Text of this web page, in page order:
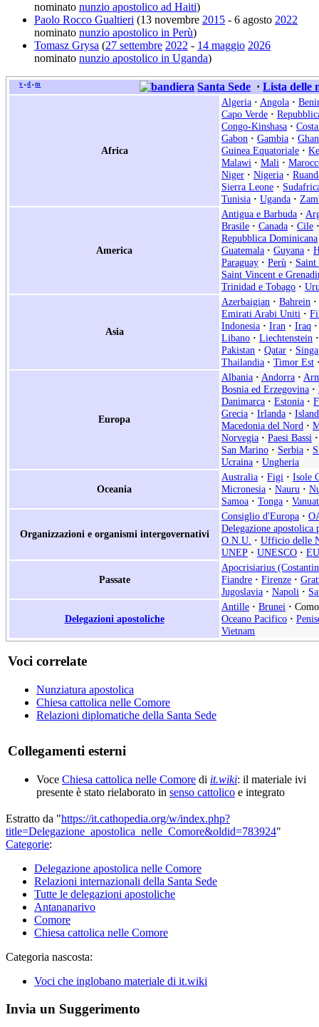
nominato nunzio apostolico ad Haiti)
Paolo Rocco Gualtieri (13 novembre 2015 - 6 agosto 2022
nominato nunzio apostolico in Perù)
Tomasz Grysa (27 settembre 2022 - 14 maggio 2026
nominato nunzio apostolico in Uganda)
v • d • m Santa Sede · Lista delle
Africa
Algeria · Angola ·
Capo Verde ·
Congo-Kinshasa ·
Gabon · Gambia ·
Guinea Equatoriale ·
Malawi · Mali ·
Niger · Nigeria ·
Sierra Leone ·
Tunisia · Uganda ·
America
Antigua e Barbuda ·
Brasile · Canada · Cile ·
Repubblica Dominicana
Guatemala · Guyana ·
Paraguay · Perù ·
Saint Vincent e
Trinidad e Tobago ·
Asia
Azerbaigian · Bahrein ·
Emirati Arabi Uniti ·
Indonesia · Iran · Iraq ·
Libano · Liechtenstein ·
Pakistan · Qatar ·
Thailandia · Timor Est
Europa
Albania · Andorra ·
Bosnia ed Erzegovina ·
Danimarca · Estonia ·
Grecia · Irlanda ·
Macedonia del Nord ·
Norvegia · Paesi Bassi ·
San Marino · Serbia ·
Ucraina · Ungheria
Oceania
Australia · Figi · Isole
Micronesia · Nauru ·
Samoa · Tonga ·
Organizzazioni e organismi intergovernativi
Consiglio d'Europa ·
Delegazione
O.N.U. · Ufficio delle
UNEP · UNESCO · EU
Passate
Apocrisiarius
Fiandre · Firenze ·
Jugoslavia · Napoli ·
Delegazioni apostoliche
Antille · Brunei ·
Oceano Pacifico ·
Vietnam
Voci correlate
Nunziatura apostolica
Chiesa cattolica nelle Comore
Relazioni diplomatiche della Santa Sede
Collegamenti esterni
Voce Chiesa cattolica nelle Comore di it.wiki: il materiale ivi
presente è stato rielaborato in senso cattolico e integrato
Estratto da "https://it.cathopedia.org/w/index.php?
title=Delegazione_apostolica_nelle_Comore&oldid=783924"
Categorie:
Delegazione apostolica nelle Comore
Relazioni internazionali della Santa Sede
Tutte le delegazioni apostoliche
Antananarivo
Comore
Chiesa cattolica nelle Comore
Categoria nascosta:
Voci che inglobano materiale di it.wiki
Invia un Suggerimento